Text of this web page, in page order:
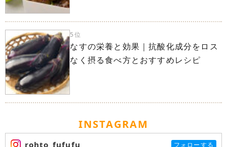
5位
なすの栄養と効果｜抗酸化成分をロス
なく摂る食べ方とおすすめレシピ
INSTAGRAM
rohto_fufufu フォローする